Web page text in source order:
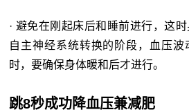
· 避免在刚起床后和睡前进行，这
自主神经系统转换的阶段，血压波
时，要确保身体暖和后才进行。
跳8秒成功降血压兼减肥